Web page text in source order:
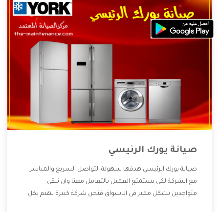
صيانة يورك الرئيسي
صيانة يورك الرئيسي هدفها سهولة التواصل السريع والمباشر
مع الشركة لكى يستمتع العميل بالتعامل معنا وان نبقى
متواجدين بشكل مميز فى الاسواق فنحن شركة كبيرة نهتم بكل